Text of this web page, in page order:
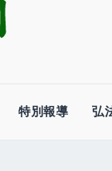
特別報導 弘